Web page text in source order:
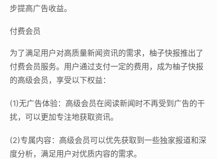
步提高广告收益。
付费会员
为了满足用户对高质量新闻资讯的需求，柚子快报推出了
付费会员服务。用户通过支付一定的费用，成为柚子快报
的高级会员，享受以下权益：
(1)无广告体验：高级会员在阅读新闻时不再受到广告的干
扰，可以更加专注地获取资讯。
(2)专属内容：高级会员可以优先获取到一些独家报道和深
度分析，满足用户对优质内容的需求。